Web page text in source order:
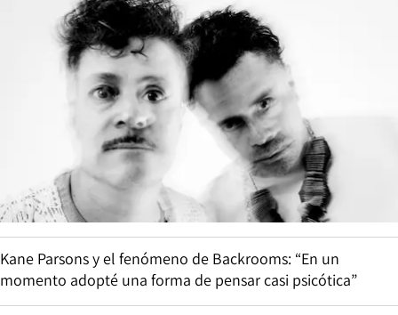
Kane Parsons y el fenómeno de Backrooms: “En un
momento adopté una forma de pensar casi psicótica”